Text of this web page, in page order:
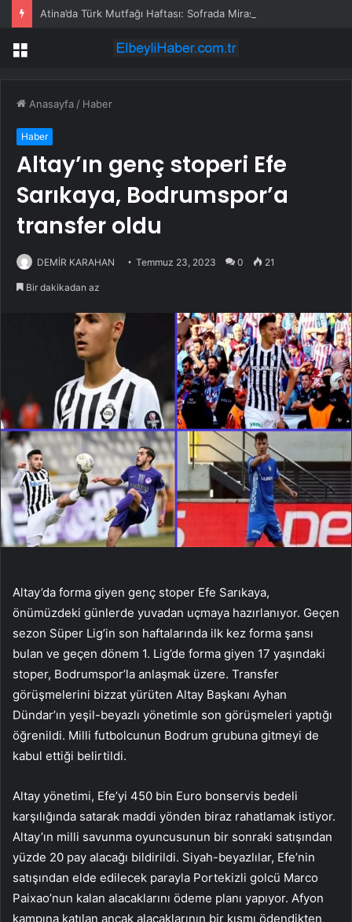
Atina’da Türk Mutfağı Haftası: Sofrada Miras
Menü
Anasayfa / Haber
Haber
Altay’ın genç stoperi Efe
Sarıkaya, Bodrumspor’a
transfer oldu
DEMİR KARAHAN Temmuz 23, 2023 0 21
Bir dakikadan az
Altay’da forma giyen genç stoper Efe Sarıkaya,
önümüzdeki günlerde yuvadan uçmaya hazırlanıyor. Geçen
sezon Süper Lig’in son haftalarında ilk kez forma şansı
bulan ve geçen dönem 1. Lig’de forma giyen 17 yaşındaki
stoper, Bodrumspor’la anlaşmak üzere. Transfer
görüşmelerini bizzat yürüten Altay Başkanı Ayhan
Dündar’ın yeşil-beyazlı yönetimle son görüşmeleri yaptığı
öğrenildi. Milli futbolcunun Bodrum grubuna gitmeyi de
kabul ettiği belirtildi.
Altay yönetimi, Efe’yi 450 bin Euro bonservis bedeli
karşılığında satarak maddi yönden biraz rahatlamak istiyor.
Altay’ın milli savunma oyuncusunun bir sonraki satışından
yüzde 20 pay alacağı bildirildi. Siyah-beyazlılar, Efe’nin
satışından elde edilecek parayla Portekizli golcü Marco
Paixao’nun kalan alacaklarını ödeme planı yapıyor. Afyon
kampına katılan ancak alacaklarının bir kısmı ödendikten